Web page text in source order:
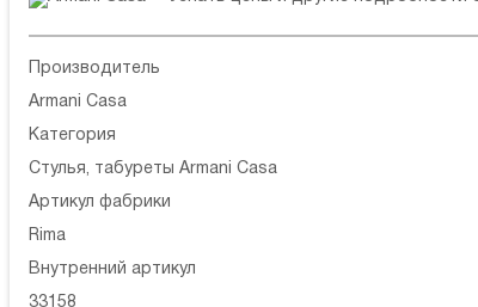
Производитель
Armani Casa
Категория
Стулья, табуреты Armani Casa
Артикул фабрики
Rima
Внутренний артикул
33158